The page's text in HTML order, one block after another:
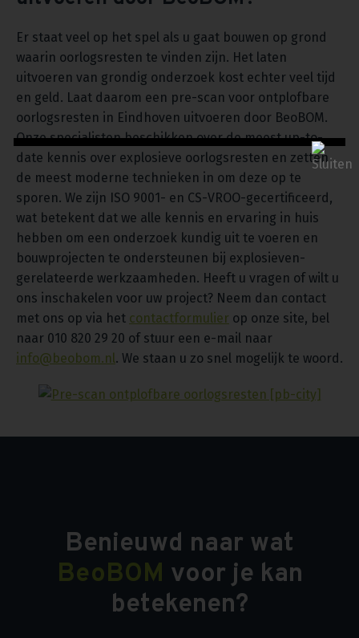
Er staat veel op het spel als u gaat bouwen op grond
waarin oorlogsresten te vinden zijn. Het laten
uitvoeren van grondig onderzoek kost echter veel tijd
en geld. Laat daarom een pre-scan voor ontplofbare
oorlogsresten in Eindhoven uitvoeren door BeoBOM.
Onze specialisten beschikken over de meest up-to-
date kennis over explosieve oorlogsresten en zetten
de meest moderne technieken in om deze op te
sporen. We zijn ISO 9001- en CS-VROO-gecertificeerd,
wat betekent dat we alle kennis en ervaring in huis
hebben om een onderzoek kundig uit te voeren en
bouwprojecten te ondersteunen bij explosieven-
gerelateerde werkzaamheden. Heeft u vragen of wilt u
ons inschakelen voor uw project? Neem dan contact
met ons op via het contactformulier op onze site, bel
naar 010 820 29 20 of stuur een e-mail naar
info@beobom.nl. We staan u zo snel mogelijk te woord.
Benieuwd naar wat
BeoBOM voor je kan
betekenen?